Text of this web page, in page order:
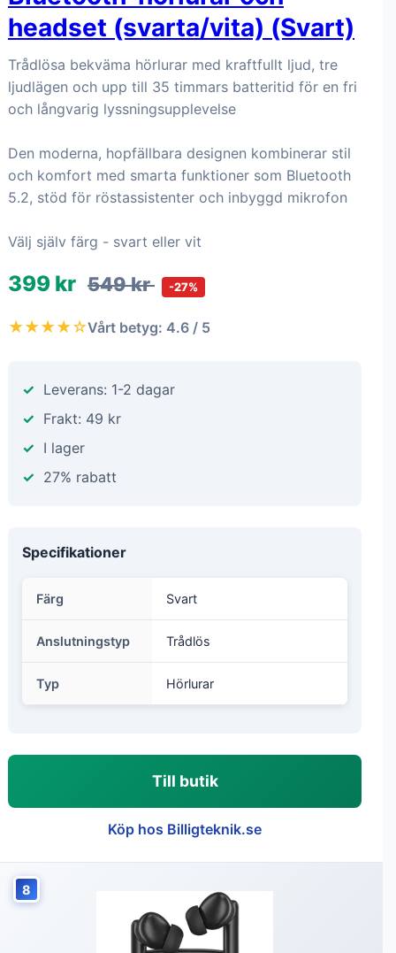
headset (svarta/vita) (Svart)
Trådlösa bekväma hörlurar med kraftfullt ljud, tre
ljudlägen och upp till 35 timmars batteritid för en fri
och långvarig lyssningsupplevelse
Den moderna, hopfällbara designen kombinerar stil
och komfort med smarta funktioner som Bluetooth
5.2, stöd för röstassistenter och inbyggd mikrofon
Välj själv färg - svart eller vit
399 kr 549 kr -27%
★★★★☆Vårt betyg: 4.6 / 5
Leverans: 1-2 dagar
Frakt: 49 kr
I lager
27% rabatt
Specifikationer
Färg Svart
Anslutningstyp Trådlös
Typ Hörlurar
Till butik
Köp hos Billigteknik.se
8